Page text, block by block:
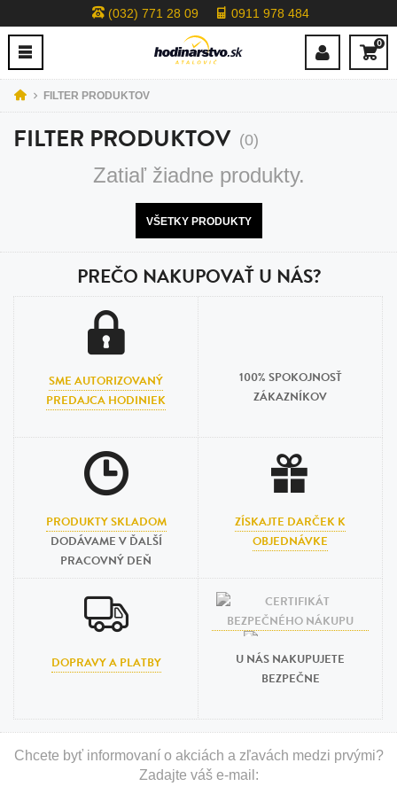
(032) 771 28 09 0911 978 484
0
FILTER PRODUKTOV
FILTER PRODUKTOV (0)
Zatiaľ žiadne produkty.
VŠETKY PRODUKTY
PREČO NAKUPOVAŤ U NÁS?
SME AUTORIZOVANÝ
PREDAJCA HODINIEK
100% SPOKOJNOSŤ
ZÁKAZNÍKOV
PRODUKTY SKLADOM
DODÁVAME V ĎALŠÍ
PRACOVNÝ DEŇ
ZÍSKAJTE DARČEK K
OBJEDNÁVKE
DOPRAVY A PLATBY
U NÁS NAKUPUJETE
BEZPEČNE
Chcete byť informovaní o akciách a zľavách medzi prvými?
Zadajte váš e-mail: